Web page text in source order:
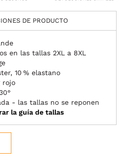
DE PRODUCTO
en las tallas 2XL a 8XL
10 % elastano
rojo
- las tallas no se reponen
la guía de tallas